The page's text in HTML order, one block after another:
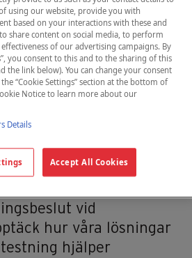
från den
det möjligt för
vid
hur våra lösningar
hjälper
using our website, provide you with
based on your interactions with these and
share content on social media, to perform
of our advertising campaigns. By
you consent to this and to the sharing of this
the link below). You can change your consent
“Cookie Settings” section at the bottom of
Notice to learn more about our
Details
Accept All Cookies